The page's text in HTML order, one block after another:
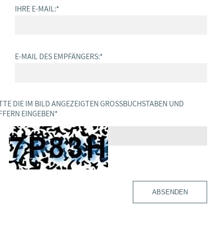
IHRE E-MAIL:*
E-MAIL DES EMPFÄNGERS:*
DIE IM BILD ANGEZEIGTEN GROSSBUCHSTABEN UND Z
EINGEBEN *
ABSENDEN